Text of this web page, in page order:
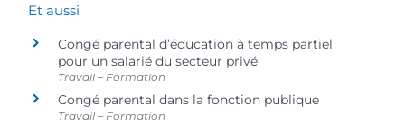
Et aussi
Congé parental d’éducation à temps partiel
pour un salarié du secteur privé
Travail – Formation
Congé parental dans la fonction publique
Travail – Formation